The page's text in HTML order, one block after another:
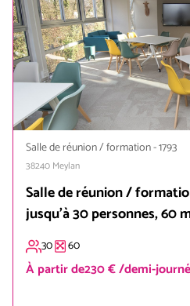
Salle de réunion / formation-1793
38240 Meylan
Salle de réunion /
jusqu'à 30 personnes, 60
30 60
À partir de230 € /demi-